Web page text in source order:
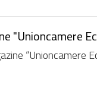
"Unioncamere
“Unioncamere